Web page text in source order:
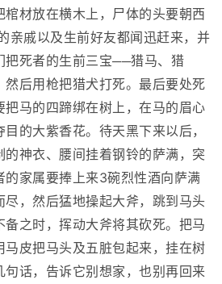
材放在横木上，尸体的头要朝西
亲戚以及生前好友都闻迅赶来，并
把死者的生前三宝──猎马、猎
后用枪把猎犬打死。最后要处死
马的四蹄绑在树上，在马的眉心
的大紫香花。待天黑下来以后，
神衣、腰间挂着钢铃的萨满，突
的家属要捧上来3碗烈性酒向萨满
，然后猛地操起大斧，跳到马头
之时，挥动大斧将其砍死。把马
马皮把马头及五脏包起来，挂在树
话，告诉它别想家，也别再回来